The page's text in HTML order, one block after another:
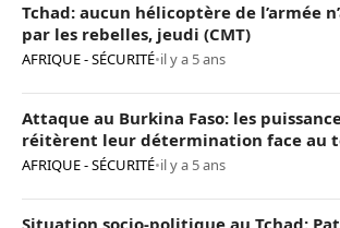
Tchad: aucun hélicoptère de l’armée
par les rebelles, jeudi (CMT)
AFRIQUE - SÉCURITÉ•il y a 5 ans
Attaque au Burkina Faso: les
réitèrent leur détermination face au
AFRIQUE - SÉCURITÉ•il y a 5 ans